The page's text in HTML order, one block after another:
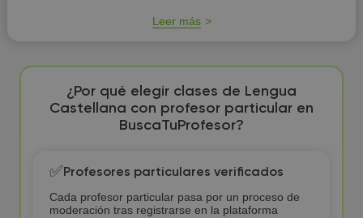
Leer más
¿Por qué elegir clases de Lengua
Castellana con profesor particular en
BuscaTuProfesor?
✅Profesores particulares verificados
Cada profesor particular pasa por un proceso de
moderación tras registrarse en la plataforma